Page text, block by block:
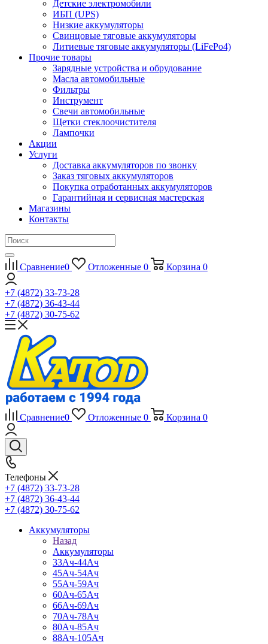
Детские электромобили
ИБП (UPS)
Низкие аккумуляторы
Свинцовые тяговые аккумуляторы
Литиевые тяговые аккумуляторы (LiFePo4)
Прочие товары
Зарядные устройства и обрудование
Масла автомобильные
Фильтры
Инструмент
Свечи автомобильные
Щетки стеклоочистителя
Лампочки
Акции
Услуги
Доставка аккумуляторов по звонку
Заказ тяговых аккумуляторов
Покупка отработанных аккумуляторов
Гарантийная и сервисная мастерская
Магазины
Контакты
Сравнение0 Отложенные 0 Корзина 0
+7 (4872) 33-73-28
+7 (4872) 36-43-44
+7 (4872) 30-75-62
Сравнение0 Отложенные 0 Корзина 0
Телефоны
+7 (4872) 33-73-28
+7 (4872) 36-43-44
+7 (4872) 30-75-62
Аккумуляторы
Назад
Аккумуляторы
33Ач-44Ач
45Ач-54Ач
55Ач-59Ач
60Ач-65Ач
66Ач-69Ач
70Ач-78Ач
80Ач-85Ач
88Ач-105Ач